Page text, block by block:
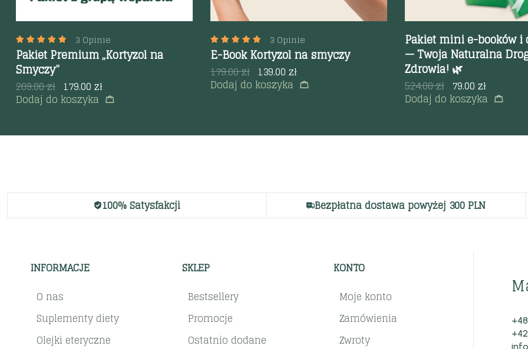
3 Opinie
Pakiet Premium „Kortyzol na
Smyczy”
209.00zł 179.00 zł
Dodaj do koszyka
3 Opinie
E-Book Kortyzol na smyczy
179.00zł 139.00 zł
Dodaj do koszyka
Pakiet mini e-booków i
— Twoja Naturalna
Zdrowia! 🌿
524.00zł 79.00 zł
Dodaj do koszyka
100% Satysfakcji Bezpłatna dostawa powyżej 300 PLN
INFORMACJE
O nas
Suplementy diety
Olejki eteryczne
SKLEP
Bestsellery
Promocje
Ostatnio dodane
KONTO
Moje konto
Zamówienia
Zwroty